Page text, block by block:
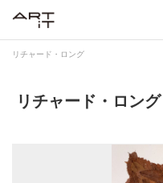
リチャード・ロング
リチャード・ロング